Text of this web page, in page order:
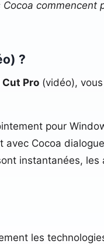
commencent
?
Cut Pro(vidéo),
pour
Cocoa
instantanées,
les